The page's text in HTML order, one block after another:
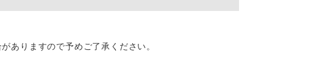
ありますので予めご了承ください。
説明をじっくり聞くこと